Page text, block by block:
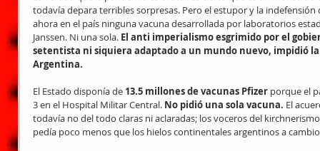
todavía depara terribles sorpresas. Pero el estupor y la
ahora en el país ninguna vacuna desarrollada por laboratorios
Janssen. Ni una sola. El anti imperialismo esgrimido por el
setentista ni siquiera adaptado a un mundo nuevo, impidió
Argentina.
El Estado disponía de 13.5 millones de vacunas Pfizer porque el
3 en el Hospital Militar Central. No pidió una sola vacuna. El
todavía no del todo claras ni aclaradas; los voceros del
pedía poco menos que los hielos continentales argentinos a